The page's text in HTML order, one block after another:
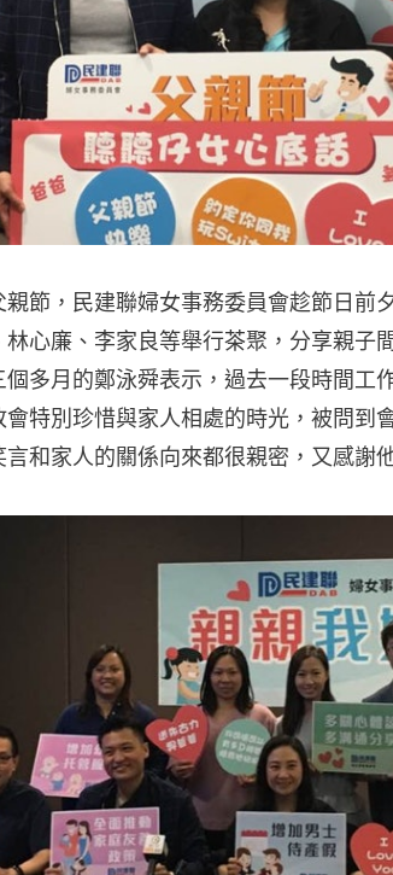
親節，民建聯婦女事務委員會趁節日前
林心廉、李家良等舉行茶聚，分享親子
個多月的鄭泳舜表示，過去一段時間工
會特別珍惜與家人相處的時光，被問到
和家人的關係向來都很親密，又感謝